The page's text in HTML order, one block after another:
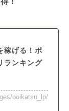
稼げる！ポ
ランキング
poikatsu_lp/